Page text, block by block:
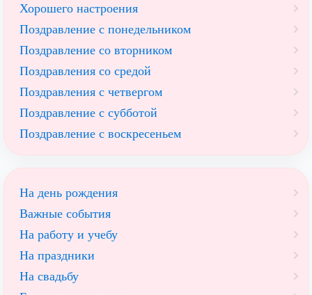
Хорошего настроения
Поздравление с понедельником
Поздравление со вторником
Поздравления со средой
Поздравления с четвергом
Поздравление с субботой
Поздравление с воскресеньем
На день рождения
Важные события
На работу и учебу
На праздники
На свадьбу